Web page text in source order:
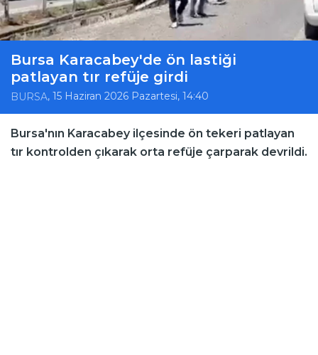
Bursa Karacabey'de ön lastiği
patlayan tır refüje girdi
BURSA, 15 Haziran 2026 Pazartesi, 14:40
Bursa'nın Karacabey ilçesinde ön tekeri patlayan
tır kontrolden çıkarak orta refüje çarparak devrildi.